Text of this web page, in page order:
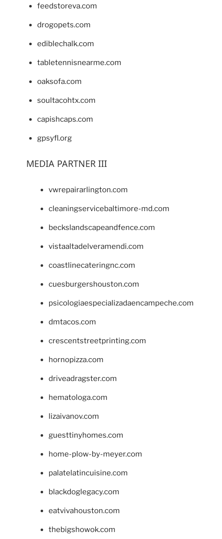
feedstoreva.com
drogopets.com
ediblechalk.com
tabletennisnearme.com
oaksofa.com
soultacohtx.com
capishcaps.com
gpsyfl.org
MEDIA PARTNER III
vwrepairarlington.com
cleaningservicebaltimore-md.com
beckslandscapeandfence.com
vistaaltadelveramendi.com
coastlinecateringnc.com
cuesburgershouston.com
psicologiaespecializadaencampeche.com
dmtacos.com
crescentstreetprinting.com
hornopizza.com
driveadragster.com
hematologa.com
lizaivanov.com
guesttinyhomes.com
home-plow-by-meyer.com
palatelatincuisine.com
blackdoglegacy.com
eatvivahouston.com
thebigshowok.com